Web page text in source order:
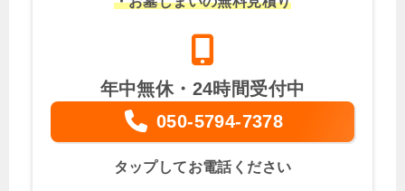
年中無休・24時間受付中
050-5794-7378
タップしてお電話ください